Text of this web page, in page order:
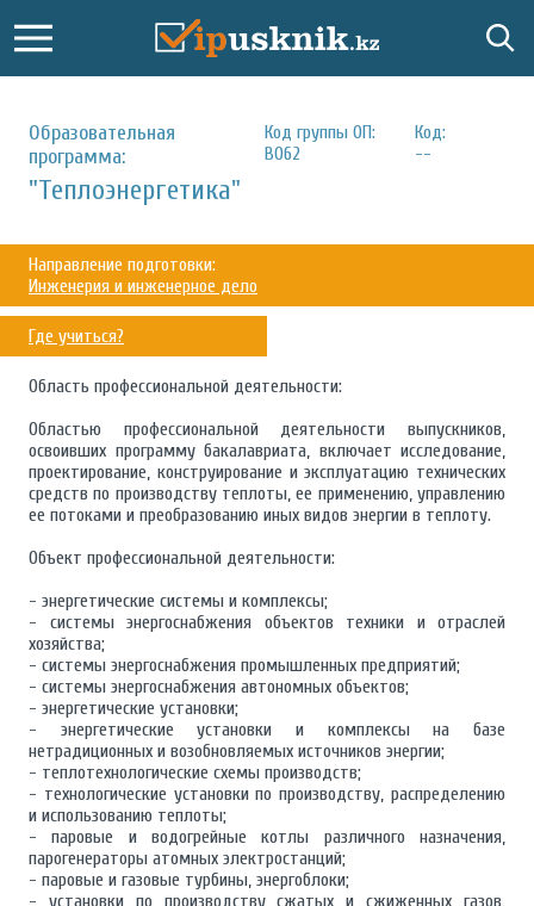
Образовательная
программа:
Код группы ОП:
B062
Код:
--
"Теплоэнергетика"
Направление подготовки:
Инженерия и инженерное дело
Где учиться?
Область профессиональной деятельности:
Областью профессиональной деятельности выпускников,
освоивших программу бакалавриата, включает исследование,
проектирование, конструирование и эксплуатацию технических
средств по производству теплоты, ее применению, управлению
ее потоками и преобразованию иных видов энергии в теплоту.
Объект профессиональной деятельности:
- энергетические системы и комплексы;
- системы энергоснабжения объектов техники и отраслей
хозяйства;
- системы энергоснабжения промышленных предприятий;
- системы энергоснабжения автономных объектов;
- энергетические установки;
- энергетические установки и комплексы на базе
нетрадиционных и возобновляемых источников энергии;
- теплотехнологические схемы производств;
- технологические установки по производству, распределению
и использованию теплоты;
- паровые и водогрейные котлы различного назначения,
парогенераторы атомных электростанций;
- паровые и газовые турбины, энергоблоки;
- установки по производству сжатых и сжиженных газов,